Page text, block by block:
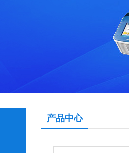
产品中心